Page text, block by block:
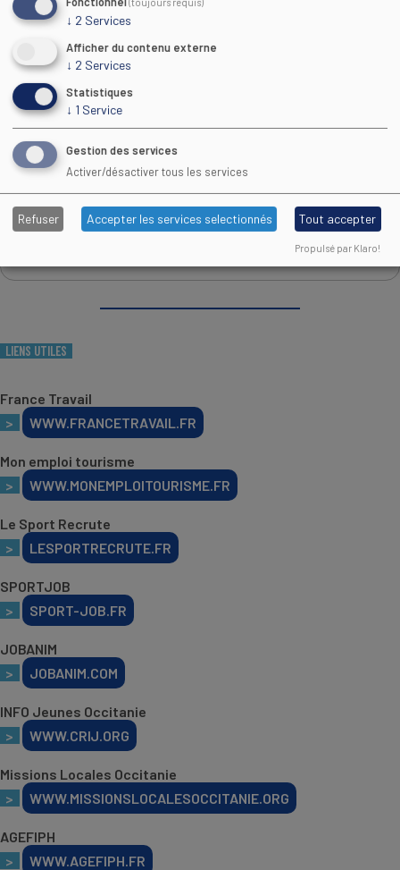
Retrouvez des conseils pour préparer au mieux votre
recherche d'emploi et votre insertion professionnelle.
LIENS UTILES
France Travail
>
WWW.FRANCETRAVAIL.FR
Mon emploi tourisme
>
WWW.MONEMPLOITOURISME.FR
Le Sport Recrute
>
LESPORTRECRUTE.FR
SPORTJOB
>
SPORT-JOB.FR
JOBANIM
>
JOBANIM.COM
INFO Jeunes Occitanie
>
WWW.CRIJ.ORG
Missions Locales Occitanie
>
WWW.MISSIONSLOCALESOCCITANIE.ORG
AGEFIPH
>
WWW.AGEFIPH.FR
(toujours requis)
↓ 2 Services
Afficher du contenu externe
↓ 2 Services
Statistiques
↓ 1 Service
Gestion des services
Activer/désactiver tous les services
Refuser Accepter les services selectionnés Tout accepter
Propulsé par Klaro!